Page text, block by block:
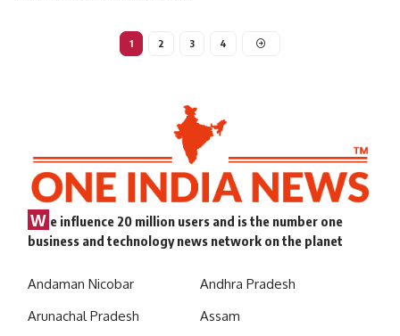
1 2 3 4
W e influence 20 million users and is the number one
business and technology news network on the planet
Andaman Nicobar
Andhra Pradesh
Arunachal Pradesh
Assam